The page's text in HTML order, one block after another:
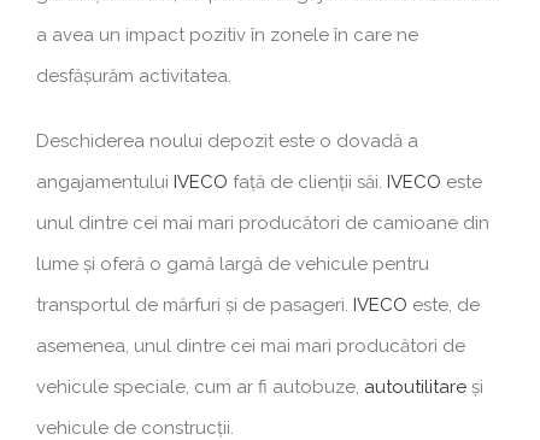
a avea un impact pozitiv în zonele în care ne
desfășurăm activitatea.
Deschiderea noului depozit este o dovadă a
angajamentului IVECO față de clienții săi. IVECO este
unul dintre cei mai mari producători de camioane din
lume și oferă o gamă largă de vehicule pentru
transportul de mărfuri și de pasageri. IVECO este, de
asemenea, unul dintre cei mai mari producători de
vehicule speciale, cum ar fi autobuze, autoutilitare și
vehicule de construcții.